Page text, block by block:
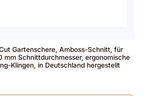
Gartenschere, Amboss-Schnitt, für
mm Schnittdurchmesser, ergonomische
Klingen, in Deutschland hergestellt